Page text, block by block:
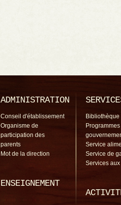
ADMINISTRATION
Conseil d'établissement
Organisme de
participation des
parents
Mot de la direction
ENSEIGNEMENT
Bibliothèque
Programmes
Service
Service de
Services